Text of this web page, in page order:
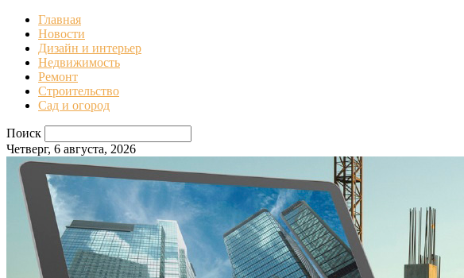
Главная
Новости
Дизайн и интерьер
Недвижимость
Ремонт
Строительство
Сад и огород
Поиск
Четверг, 6 августа, 2026